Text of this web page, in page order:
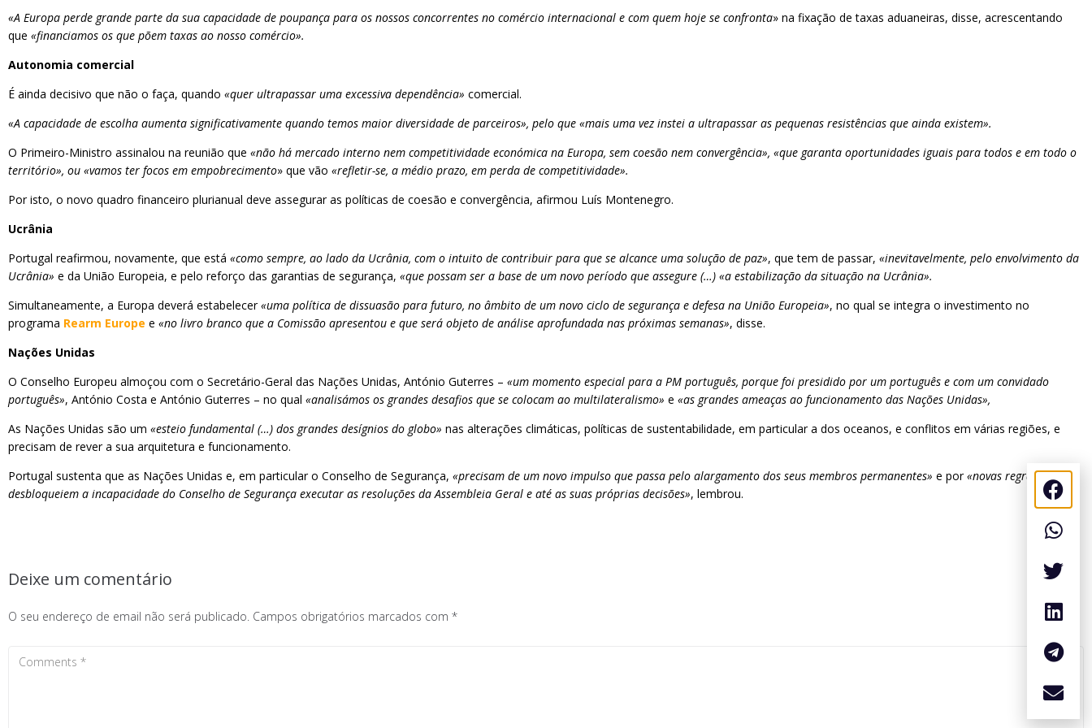
«A Europa perde grande parte da sua capacidade de poupança para os nossos concorrentes no comércio internacional e com quem hoje se confronta» na fixação de taxas aduaneiras, disse, acrescentando
que «financiamos os que põem taxas ao nosso comércio».
Autonomia comercial
É ainda decisivo que não o faça, quando «quer ultrapassar uma excessiva dependência» comercial.
«A capacidade de escolha aumenta significativamente quando temos maior diversidade de parceiros», pelo que «mais uma vez instei a ultrapassar as pequenas resistências que ainda existem».
O Primeiro-Ministro assinalou na reunião que «não há mercado interno nem competitividade económica na Europa, sem coesão nem convergência», «que garanta oportunidades iguais para todos e em todo o
território», ou «vamos ter focos em empobrecimento» que vão «refletir-se, a médio prazo, em perda de competitividade».
Por isto, o novo quadro financeiro plurianual deve assegurar as políticas de coesão e convergência, afirmou Luís Montenegro.
Ucrânia
Portugal reafirmou, novamente, que está «como sempre, ao lado da Ucrânia, com o intuito de contribuir para que se alcance uma solução de paz», que tem de passar, «inevitavelmente, pelo envolvimento da
Ucrânia» e da União Europeia, e pelo reforço das garantias de segurança, «que possam ser a base de um novo período que assegure (…) «a estabilização da situação na Ucrânia».
Simultaneamente, a Europa deverá estabelecer«uma política de dissuasão para futuro, no âmbito de um novo ciclo de segurança e defesa na União Europeia», no qual se integra o investimento no
programa Rearm Europe e «no livro branco que a Comissão apresentou e que será objeto de análise aprofundada nas próximas semanas», disse.
Nações Unidas
O Conselho Europeu almoçou com o Secretário-Geral das Nações Unidas, António Guterres – «um momento especial para a PM português, porque foi presidido por um português e com um convidado
português», António Costa e António Guterres – no qual «analisámos os grandes desafios que se colocam ao multilateralismo» e «as grandes ameaças ao funcionamento das Nações Unidas»,
As Nações Unidas são um «esteio fundamental (…) dos grandes desígnios do globo» nas alterações climáticas, políticas de sustentabilidade, em particular a dos oceanos, e conflitos em várias regiões, e
precisam de rever a sua arquitetura e funcionamento.
Portugal sustenta que as Nações Unidas e, em particular o Conselho de Segurança, «precisam de um novo impulso que passa pelo alargamento dos seus membros permanentes» e por«novas regras que
desbloqueiem a incapacidade do Conselho de Segurança executar as resoluções da Assembleia Geral e até as suas próprias decisões», lembrou.
Deixe um comentário
O seu endereço de email não será publicado. Campos obrigatórios marcados com *